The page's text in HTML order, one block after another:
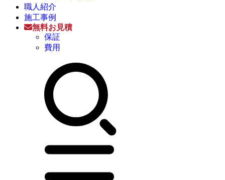
職人紹介
施工事例
無料お見積
保証
費用